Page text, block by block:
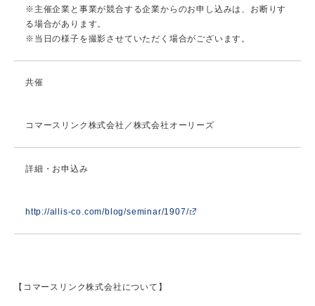
※主催企業と事業が競合する企業からのお申し込みは、お断りす
る場合があります。
※当日の様子を撮影させていただく場合がございます。
共催
コマースリンク株式会社／株式会社オーリーズ
詳細・お申込み
http://allis-co.com/blog/seminar/1907/
【コマースリンク株式会社について】